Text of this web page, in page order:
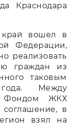
Краснодара
край вошел в
Федерации,
реализовать
граждан из
таковым
Между
Фондом ЖКХ
в
взял на